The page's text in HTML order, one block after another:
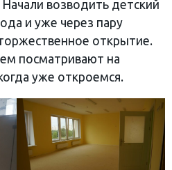
возводить детский
и уже через пару
открытие.
посматривают на
уже откроемся.